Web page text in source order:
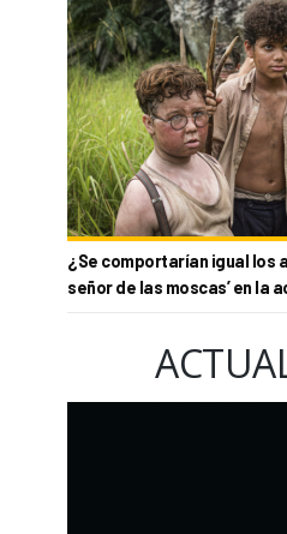
¿Se comportarían igual los
señor de las moscas’ en la